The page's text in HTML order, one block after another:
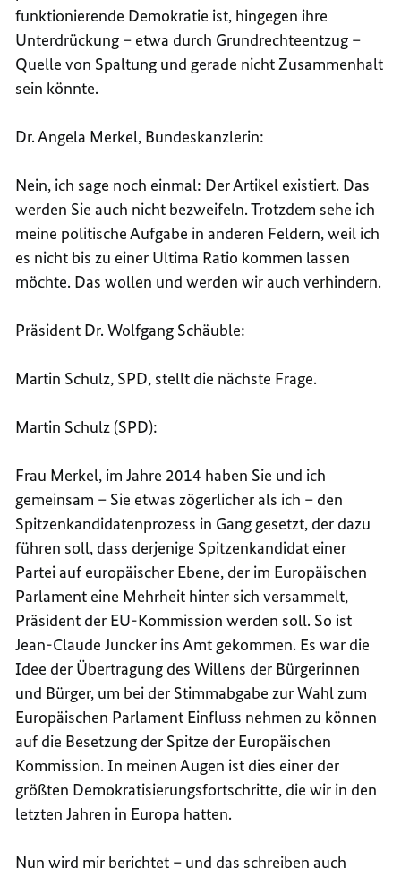
funktionierende Demokratie ist, hingegen ihre
Unterdrückung – etwa durch Grundrechteentzug –
Quelle von Spaltung und gerade nicht Zusammenhalt
sein könnte.
Dr. Angela Merkel, Bundeskanzlerin:
Nein, ich sage noch einmal: Der Artikel existiert. Das
werden Sie auch nicht bezweifeln. Trotzdem sehe ich
meine politische Aufgabe in anderen Feldern, weil ich
es nicht bis zu einer Ultima Ratio kommen lassen
möchte. Das wollen und werden wir auch verhindern.
Präsident Dr. Wolfgang Schäuble:
Martin Schulz, SPD, stellt die nächste Frage.
Martin Schulz (SPD):
Frau Merkel, im Jahre 2014 haben Sie und ich
gemeinsam – Sie etwas zögerlicher als ich – den
Spitzenkandidatenprozess in Gang gesetzt, der dazu
führen soll, dass derjenige Spitzenkandidat einer
Partei auf europäischer Ebene, der im Europäischen
Parlament eine Mehrheit hinter sich versammelt,
Präsident der EU-Kommission werden soll. So ist
Jean-Claude Juncker ins Amt gekommen. Es war die
Idee der Übertragung des Willens der Bürgerinnen
und Bürger, um bei der Stimmabgabe zur Wahl zum
Europäischen Parlament Einfluss nehmen zu können
auf die Besetzung der Spitze der Europäischen
Kommission. In meinen Augen ist dies einer der
größten Demokratisierungsfortschritte, die wir in den
letzten Jahren in Europa hatten.
Nun wird mir berichtet – und das schreiben auch